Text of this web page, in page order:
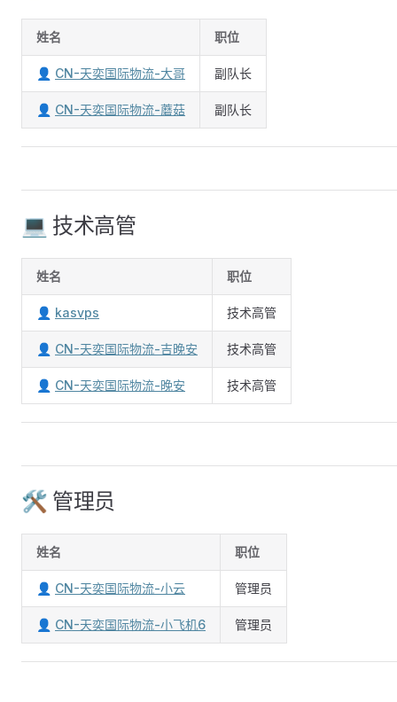
姓名 职位
👤 CN-天奕国际物流-大哥 副队长
👤 CN-天奕国际物流-蘑菇 副队长
💻 技术高管
姓名 职位
👤 kasvps 技术高管
👤 CN-天奕国际物流-吉晚安 技术高管
👤 CN-天奕国际物流-晚安 技术高管
🛠 管理员
姓名 职位
👤 CN-天奕国际物流-小云 管理员
👤 CN-天奕国际物流-小飞机6 管理员